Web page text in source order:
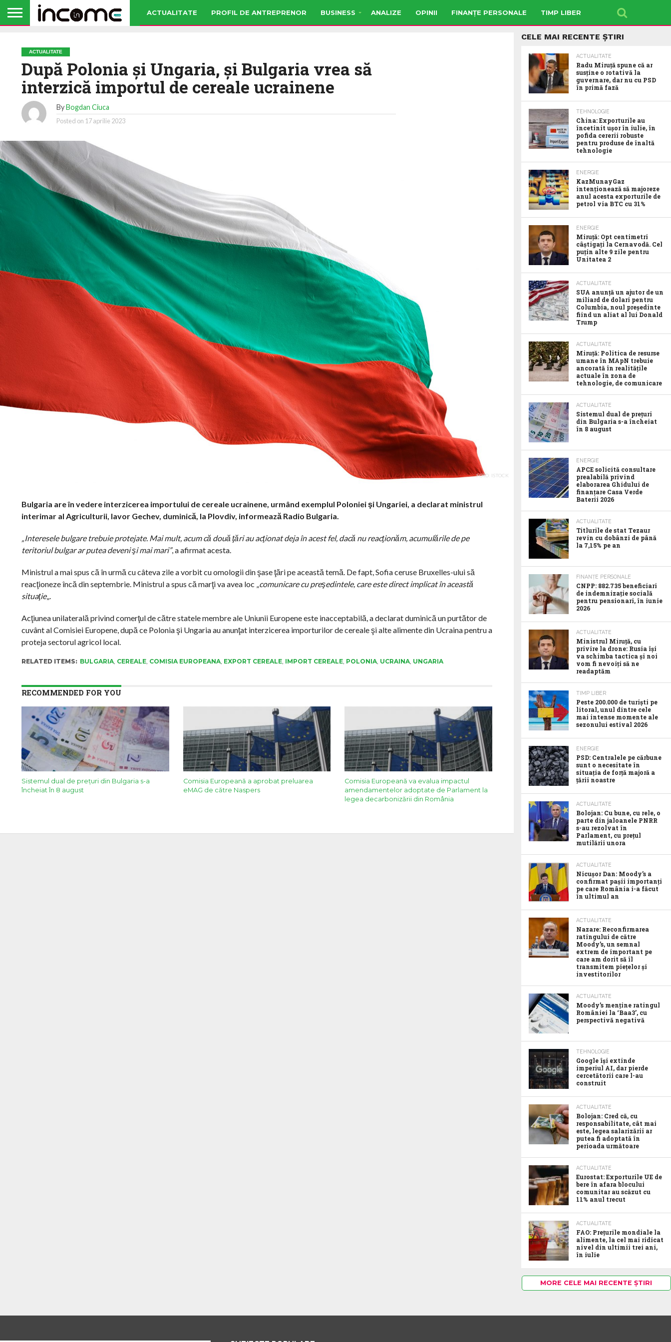
ACTUALITATE PROFIL DE ANTREPRENOR BUSINESS ANALIZE OPINII FINANȚE PERSONALE TIMP LIBER
ACTUALITATE
După Polonia şi Ungaria, şi Bulgaria vrea să
interzică importul de cereale ucrainene
ByBogdan Ciuca
Posted on 17 aprilie 2023
FOTO: ISTOCK
Bulgaria are în vedere interzicerea importului de cereale ucrainene, urmând exemplul Poloniei şi Ungariei, a declarat ministrul
interimar al Agriculturii, Iavor Gechev, duminică, la Plovdiv, informează Radio Bulgaria.
„Interesele bulgare trebuie protejate. Mai mult, acum că două ţări au acţionat deja în acest fel, dacă nu reacţionăm, acumulările de pe
teritoriul bulgar ar putea deveni şi mai mari”, a afirmat acesta.
Ministrul a mai spus că în urmă cu câteva zile a vorbit cu omologii din şase ţări pe această temă. De fapt, Sofia ceruse Bruxelles-ului să
reacţioneze încă din septembrie. Ministrul a spus că marţi va avea loc „comunicare cu preşedintele, care este direct implicat în această
situaţie„.
Acţiunea unilaterală privind comerţul de către statele membre ale Uniunii Europene este inacceptabilă, a declarat duminică un purtător de
cuvânt al Comisiei Europene, după ce Polonia şi Ungaria au anunţat interzicerea importurilor de cereale şi alte alimente din Ucraina pentru a
proteja sectorul agricol local.
RELATED ITEMS: BULGARIA, CEREALE, COMISIA EUROPEANA, EXPORT CEREALE, IMPORT CEREALE, POLONIA, UCRAINA, UNGARIA
RECOMMENDED FOR YOU
Sistemul dual de prețuri din Bulgaria s-a
încheiat în 8 august
Comisia Europeană a aprobat preluarea
eMAG de către Naspers
Comisia Europeană va evalua impactul
amendamentelor adoptate de Parlament la
legea decarbonizării din România
CELE MAI RECENTE ȘTIRI
ACTUALITATE
Radu Miruţă spune că ar
susţine o rotativă la
guvernare, dar nu cu PSD
în primă fază
TEHNOLOGIE
China: Exporturile au
încetinit ușor în iulie, în
pofida cererii robuste
pentru produse de înaltă
tehnologie
ENERGIE
KazMunayGaz
intenționează să majoreze
anul acesta exporturile de
petrol via BTC cu 31%
ENERGIE
Miruță: Opt centimetri
câștigați la Cernavodă. Cel
puțin alte 9 zile pentru
Unitatea 2
ACTUALITATE
SUA anunţă un ajutor de un
miliard de dolari pentru
Columbia, noul preşedinte
fiind un aliat al lui Donald
Trump
ACTUALITATE
Miruță: Politica de resurse
umane în MApN trebuie
ancorată în realitățile
actuale în zona de
tehnologie, de comunicare
ACTUALITATE
Sistemul dual de prețuri
din Bulgaria s-a încheiat
în 8 august
ENERGIE
APCE solicită consultare
prealabilă privind
elaborarea Ghidului de
finanțare Casa Verde
Baterii 2026
ACTUALITATE
Titlurile de stat Tezaur
revin cu dobânzi de până
la 7,15% pe an
FINANȚE PERSONALE
CNPP: 882.735 beneficiari
de indemnizație socială
pentru pensionari, în iunie
2026
ACTUALITATE
Ministrul Miruță, cu
privire la drone: Rusia își
va schimba tactica și noi
vom fi nevoiți să ne
readaptăm
TIMP LIBER
Peste 200.000 de turiști pe
litoral, unul dintre cele
mai intense momente ale
sezonului estival 2026
ENERGIE
PSD: Centralele pe cărbune
sunt o necesitate în
situația de forță majoră a
țării noastre
ACTUALITATE
Bolojan: Cu bune, cu rele, o
parte din jaloanele PNRR
s-au rezolvat în
Parlament, cu prețul
mutilării unora
ACTUALITATE
Nicușor Dan: Moody’s a
confirmat pașii importanți
pe care România i-a făcut
în ultimul an
ACTUALITATE
Nazare: Reconfirmarea
ratingului de către
Moody’s, un semnal
extrem de important pe
care am dorit să îl
transmitem piețelor și
investitorilor
ACTUALITATE
Moody’s menține ratingul
României la ‘Baa3’, cu
perspectivă negativă
TEHNOLOGIE
Google îşi extinde
imperiul AI, dar pierde
cercetătorii care l-au
construit
ACTUALITATE
Bolojan: Cred că, cu
responsabilitate, cât mai
este, legea salarizării ar
putea fi adoptată în
perioada următoare
ACTUALITATE
Eurostat: Exporturile UE de
bere în afara blocului
comunitar au scăzut cu
11% anul trecut
ACTUALITATE
FAO: Prețurile mondiale la
alimente, la cel mai ridicat
nivel din ultimii trei ani,
în iulie
MORE CELE MAI RECENTE ȘTIRI